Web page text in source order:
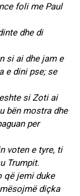
foli me Paul
dhe di
si ai dhe jam e
e dini pse; se
si Zoti ai
bën mostra dhe
per
voten e tyre, ti
Trumpit.
që jemi duke
diçka